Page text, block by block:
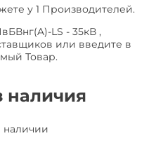
у 1 Производителей.
LS - 35кВ ,
или введите в
Товар.
наличия
наличии